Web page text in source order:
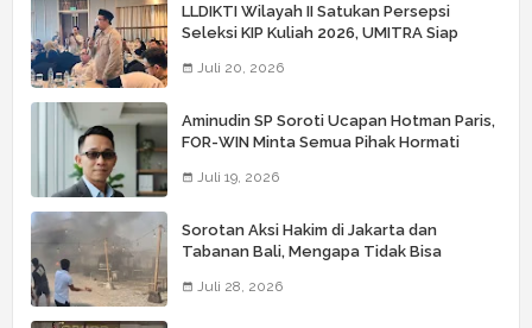
LLDIKTI Wilayah II Satukan Persepsi
Seleksi KIP Kuliah 2026, UMITRA Siap
Juli 20, 2026
Aminudin SP Soroti Ucapan Hotman Paris,
FOR-WIN Minta Semua Pihak Hormati
Juli 19, 2026
Sorotan Aksi Hakim di Jakarta dan
Tabanan Bali, Mengapa Tidak Bisa
Juli 28, 2026